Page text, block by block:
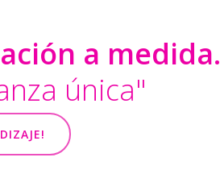
a medida.
única"